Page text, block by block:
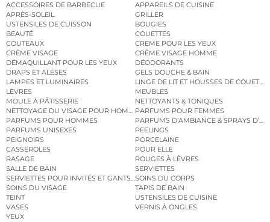
ACCESSOIRES DE BARBECUE
APPAREILS DE CUISINE
APRÈS-SOLEIL
GRILLER
USTENSILES DE CUISSON
BOUGIES
BEAUTÉ
COUETTES
COUTEAUX
CRÈME POUR LES YEUX
CRÈME VISAGE
CRÈME VISAGE HOMME
DÉMAQUILLANT POUR LES YEUX
DÉODORANTS
DRAPS ET ALÈSES
GELS DOUCHE & BAIN
LAMPES ET LUMINAIRES
LINGE DE LIT ET HOUSSES DE COUETTE
LÈVRES
MEUBLES
MOULE À PÂTISSERIE
NETTOYANTS & TONIQUES
NETTOYAGE DU VISAGE POUR HOMMESPARFUMS POUR FEMMES
PARFUMS POUR HOMMES
PARFUMS D’AMBIANCE & SPRAYS
PARFUMS UNISEXES
PEELINGS
PEIGNOIRS
PORCELAINE
CASSEROLES
POUR ELLE
RASAGE
ROUGES À LÈVRES
SALLE DE BAIN
SERVIETTES
SERVIETTES POUR INVITÉS ET GANTS DE TOILETTE
SOINS DU CORPS
SOINS DU VISAGE
TAPIS DE BAIN
TEINT
USTENSILES DE CUISINE
VASES
VERNIS À ONGLES
YEUX